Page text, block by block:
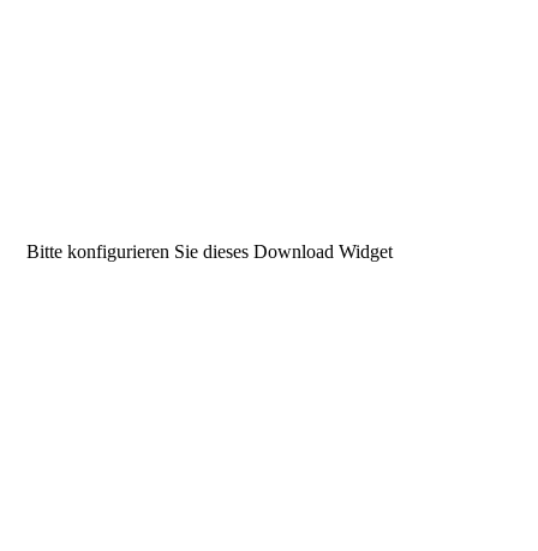
Bitte konfigurieren Sie dieses Download Widget